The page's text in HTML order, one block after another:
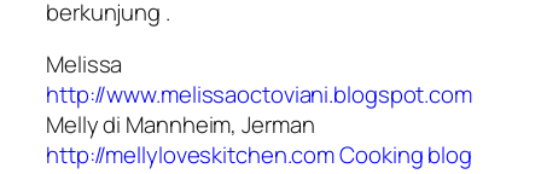
berkunjung .
Melissa
http://www.melissaoctoviani.blogspot.com
Melly di Mannheim, Jerman
http://mellyloveskitchen.comCooking blog